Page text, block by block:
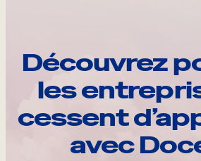
Découvrez
les
cessent
avec